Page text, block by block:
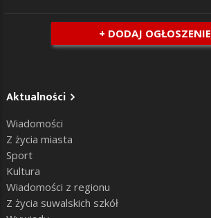
+ DODAJ OGŁOSZENIE
Aktualności
Wiadomości
Z życia miasta
Sport
Kultura
Wiadomości z regionu
Z życia suwalskich szkół